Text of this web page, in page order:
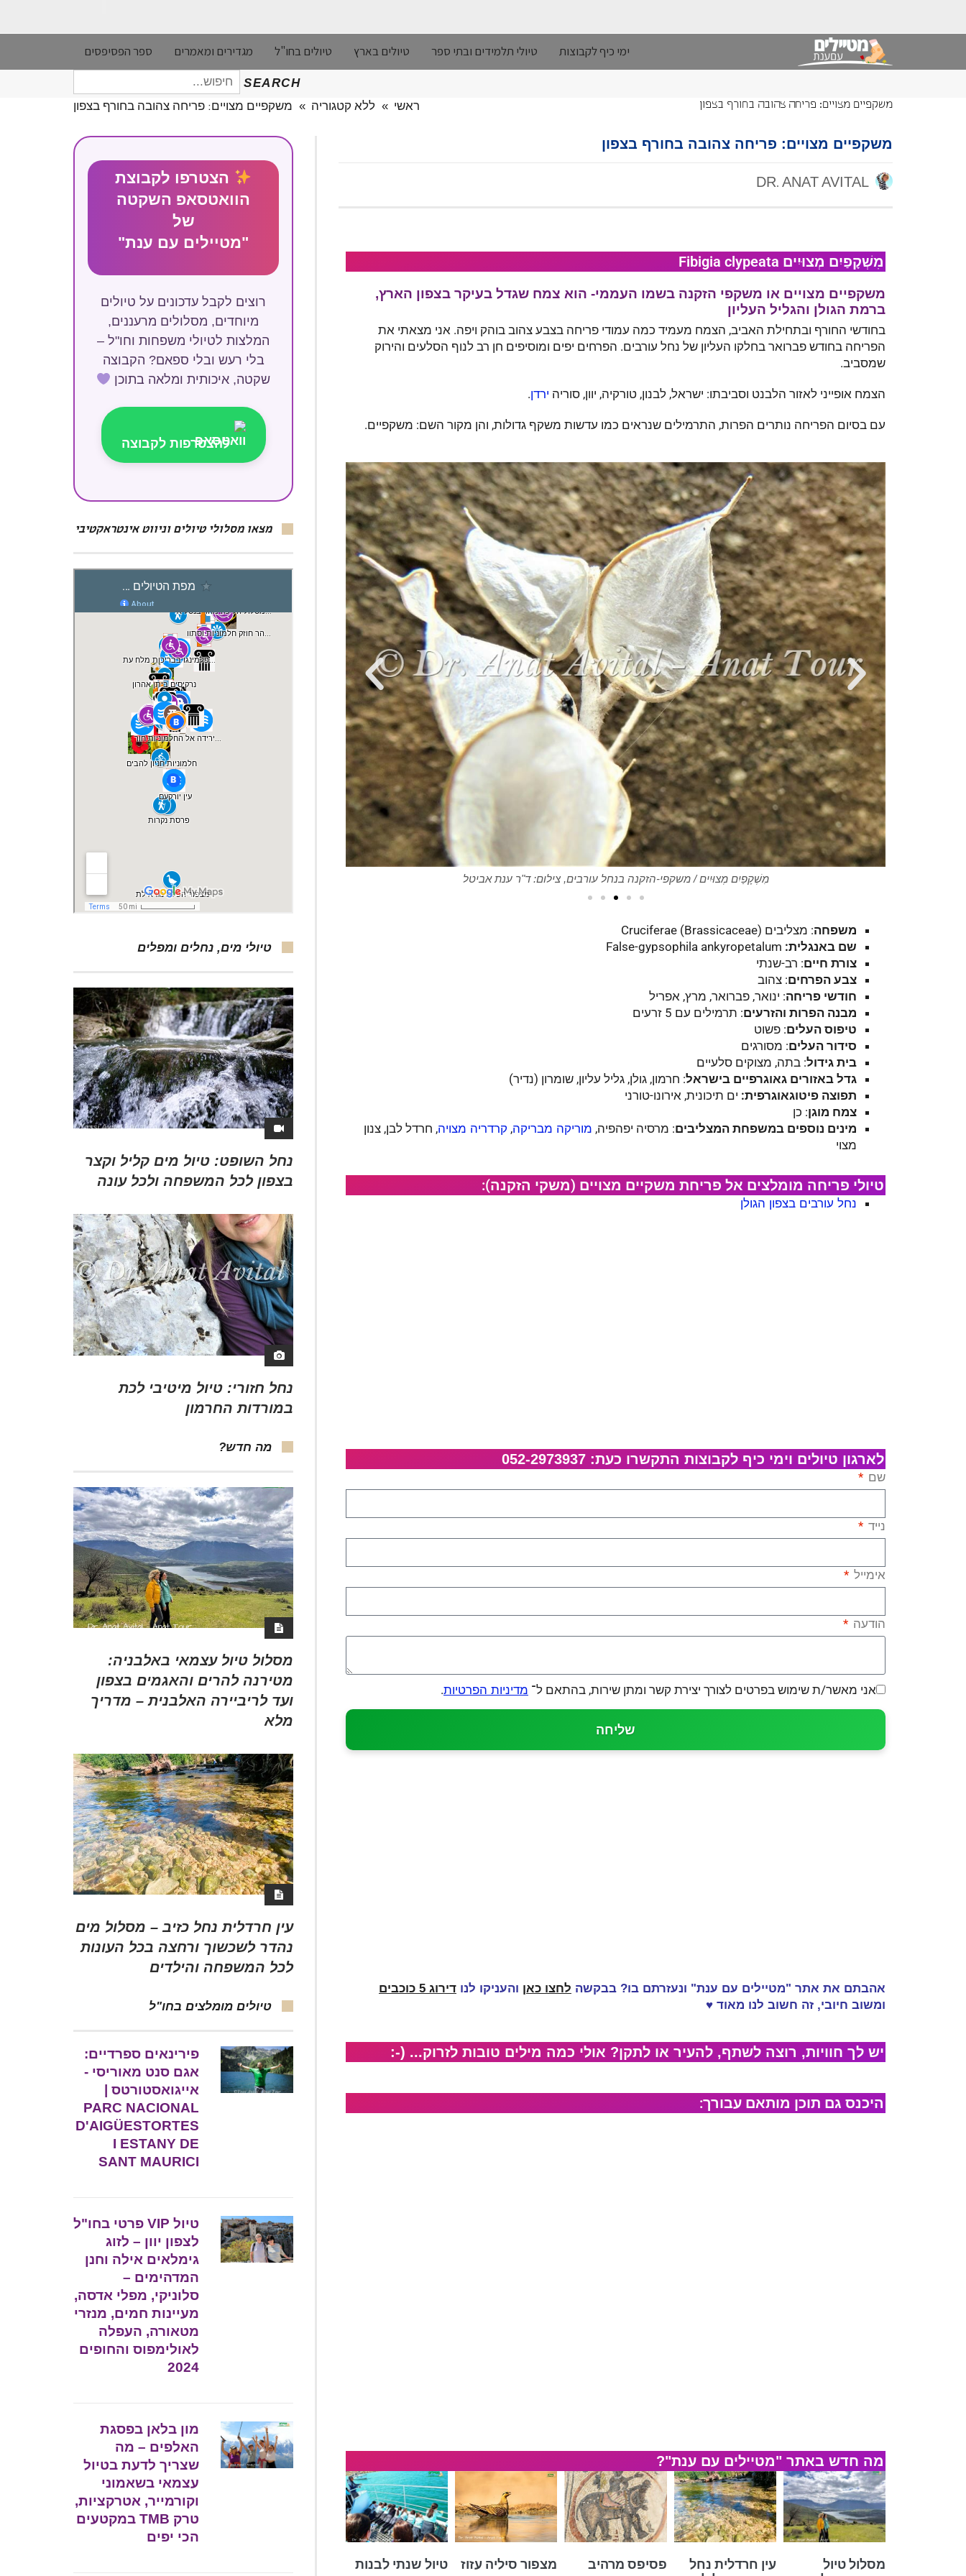
ימי כיף לקבוצות טיולי תלמידים ובתי ספר טיולים בארץ טיולים בחו"ל מגדירים ומאמרים ספר הפסיפסים
SEARCH
חיפוש
עבור:
משקפיים מצויים: פריחה צהובה בחורף בצפון ראשי » ללא קטגוריה » משקפיים מצויים: פריחה צהובה בחורף בצפון
משקפיים מצויים: פריחה צהובה בחורף בצפון
מִשְׁקָפַיִם מְצוּיִים Fibigia clypeata
משקפיים מצויים או משקפי הזקנה בשמו העממי- הוא צמח שגדל בעיקר בצפון הארץ,
ברמת הגולן והגליל העליון
בחודשי החורף ובתחילת האביב, הצמח מעמיד כמה עמודי פריחה בצבע צהוב בוהק ויפה. אני מצאתי את
הפריחה בחודש פברואר בחלקו העליון של נחל עורבים. הפרחים יפים ומוסיפים חן רב לנוף הסלעים והירוק
שמסביב.
הצמח אופייני לאזור הלבנט וסביבתו: ישראל, לבנון, טורקיה, יוון, סוריה ירדן.
עם בסיום הפריחה נותרים הפרות, התרמילים שנראים כמו עדשות משקף גדולות, והן מקור השם: משקפיים.
מִשְׁקָפַיִם מְצוּיִים / משקפי-הזקנה בנחל עורבים, מִשְׁקָפַיִם מְצוּיִים / משקפי-הזקנה בנחל עורבים, צילום: ד"ר ענת אביטל
משפחה: מצליבים (Cruciferae (Brassicaceae
שם באנגלית:
צורת חיים: רב-שנתי
צבע הפרחים: צהוב
חודשי פריחה: ינואר, פברואר, מרץ, אפריל
מבנה הפרות והזרעים: תרמילים עם 5 זרעים
טיפוס העלים: פשוט
סידור העלים: מסורגים
בית גידול: בתה, מצוקים סלעיים
גדל באזורים גאוגרפיים בישראל: חרמון, גולן, גליל עליון, שומרון (נדיר)
תפוצה פיטוגאוגרפית: ים תיכונית, אירונו-טורני
צמח מוגן: כן
מינים נוספים במשפחת המצליבים: מרסיה יפהפיה, מוריקה מבריקה, קרדריה מצויה, חרדל לבן, צנון
מצוי
טיולי פריחה מומלצים אל פריחת משקיים מצויים (משקי הזקנה):
נחל עורבים בצפון הגולן
לארגון טיולים וימי כיף לקבוצות התקשרו כעת: 052-2973937
שם
נייד
אימייל
הודעה
אני מאשר/ת שימוש בפרטים לצורך יצירת קשר ומתן שירות, בהתאם ל־ מדיניות הפרטיות.
שליחה
אהבתם את אתר "מטיילים עם ענת" ונעזרתם בו? בבקשה לחצו כאן והעניקו לנו דירוג 5 כוכבים
ומשוב חיובי, זה חשוב לנו מאוד ♥
יש לך חוויות, רוצה לשתף, להעיר או לתקן? אולי כמה מילים טובות לזרוק... (-:
היכנס גם תוכן מותאם עבורך:
מה חדש באתר "מטיילים עם ענת"?
מסלול טיול
עין חרדלית נחל
פסיפס מרהיב
מצפור סיליה עזוז
טיול שנתי לבנות
הצטרפו לקבוצת
הוואטסאפ השקטה
של
"מטיילים עם ענת"
רוצים לקבל עדכונים על טיולים
מיוחדים, מסלולים מרעננים,
המלצות לטיולי משפחות וחו"ל –
בלי רעש ובלי ספאם? הקבוצה
שקטה, איכותית ומלאה בתוכן
להצטרפות לקבוצה
מצאו מסלולי טיולים וניווט אינטראקטיבי
טיולי מים, נחלים ומפלים
נחל השופט: טיול מים קליל וקצר
בצפון לכל המשפחה ולכל עונה
נחל חזורי: טיול מיטיבי לכת
במורדות החרמון
מה חדש?
מסלול טיול עצמאי באלבניה:
מטירנה להרים והאגמים בצפון
ועד לריביירה האלבנית – מדריך
מלא
עין חרדלית נחל כזיב – מסלול מים
נהדר לשכשוך ורחצה בכל העונות
לכל המשפחה והילדים
טיולים מומלצים בחו"ל
פירינאים ספרדיים:
אגם סנט מאוריסי -
אייגואסטורטס |
PARC NACIONAL
D'AIGÜESTORTES
I ESTANY DE
SANT MAURICI
טיול VIP פרטי בחו"ל
לצפון יוון – לזוג
גימלאים אילה וחנן
המדהימים –
סלוניקי, מפלי אדסה,
מעיינות חמים, מנזרי
מטאורה, העפלה
לאולימפוס והחופים
2024
מון בלאן בפסגת
האלפים – מה
שצריך לדעת בטיול
עצמאי בשאמוני
וקורמייר, אטרקציות,
טרק TMB במקטעים
הכי יפים